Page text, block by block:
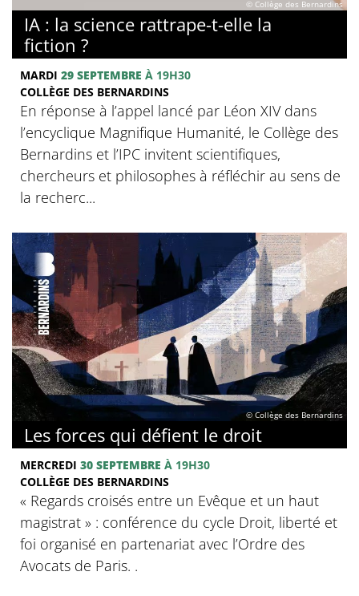
© Collège des Bernardins
IA : la science rattrape-t-elle la
fiction ?
MARDI 29 SEPTEMBRE À 19H30
COLLÈGE DES BERNARDINS
En réponse à l’appel lancé par Léon XIV dans
l’encyclique Magnifique Humanité, le Collège des
Bernardins et l’IPC invitent scientifiques,
chercheurs et philosophes à réfléchir au sens de
la recherc...
© Collège des Bernardins
Les forces qui défient le droit
MERCREDI 30 SEPTEMBRE À 19H30
COLLÈGE DES BERNARDINS
« Regards croisés entre un Evêque et un haut
magistrat » : conférence du cycle Droit, liberté et
foi organisé en partenariat avec l’Ordre des
Avocats de Paris. .